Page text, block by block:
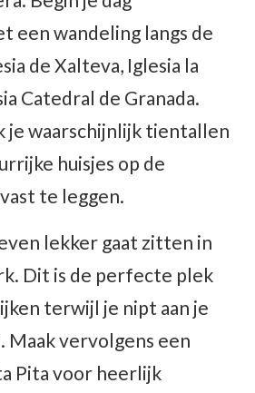
een wandeling langs de
de Xalteva, Iglesia la
Catedral de Granada.
je waarschijnlijk tientallen
huisjes op de
te leggen.
lekker gaat zitten in
Dit is de perfecte plek
terwijl je nipt aan je
Maak vervolgens een
Pita voor heerlijk